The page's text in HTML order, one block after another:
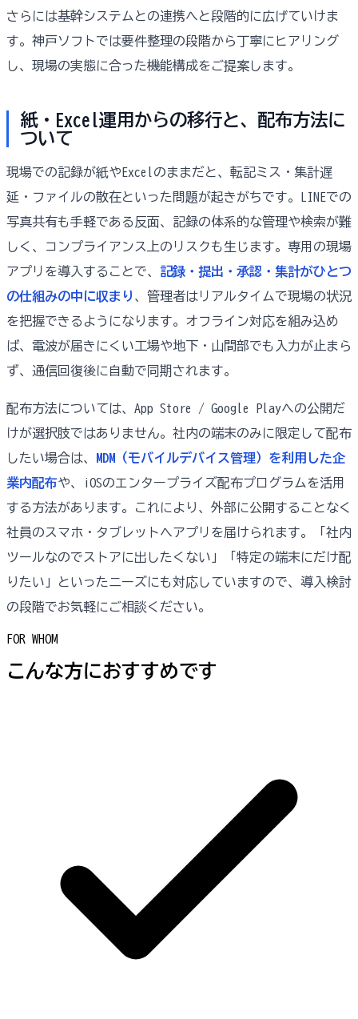
さらには基幹システムとの連携へと段階的に広げていけま
す。神戸ソフトでは要件整理の段階から丁寧にヒアリング
し、現場の実態に合った機能構成をご提案します。
紙・Excel運用からの移行と、配布方法に
ついて
現場での記録が紙やExcelのままだと、転記ミス・集計遅
延・ファイルの散在といった問題が起きがちです。LINEでの
写真共有も手軽である反面、記録の体系的な管理や検索が難
しく、コンプライアンス上のリスクも生じます。専用の現場
アプリを導入することで、 記録・提出・承認・集計がひとつ
の仕組みの中に収まり 、管理者はリアルタイムで現場の状況
を把握できるようになります。オフライン対応を組み込め
ば、電波が届きにくい工場や地下・山間部でも入力が止まら
ず、通信回復後に自動で同期されます。
配布方法については、App Store / Google Playへの公開だ
けが選択肢ではありません。社内の端末のみに限定して配布
したい場合は、
MDM（モバイルデバイス管理）を利用した企
業内配布や、iOSのエンタープライズ配布プログラムを活用
する方法があります。これにより、外部に公開することなく
社員のスマホ・タブレットへアプリを届けられます。「社内
ツールなのでストアに出したくない」「特定の端末にだけ配
りたい」といったニーズにも対応していますので、導入検討
の段階でお気軽にご相談ください。
FOR WHOM
こんな方におすすめです